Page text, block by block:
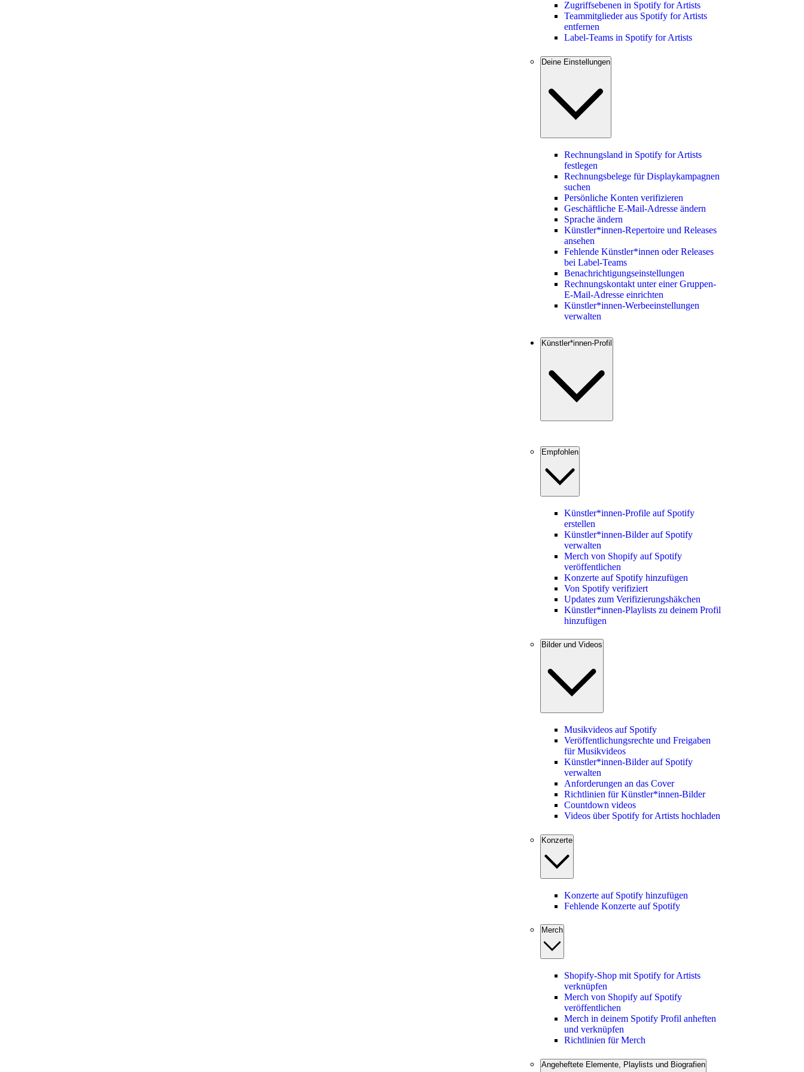
Zugriffsebenen in Spotify for Artists
Teammitglieder aus Spotify for Artists
entfernen
Label-Teams in Spotify for Artists
Deine Einstellungen
Rechnungsland in Spotify for Artists
festlegen
Rechnungsbelege für Displaykampagnen
suchen
Persönliche Konten verifizieren
Geschäftliche E-Mail-Adresse ändern
Sprache ändern
Künstler*innen-Repertoire und Releases
ansehen
Fehlende Künstler*innen oder Releases
bei Label-Teams
Benachrichtigungseinstellungen
Rechnungskontakt unter einer Gruppen-
E-Mail-Adresse einrichten
Künstler*innen-Werbeeinstellungen
verwalten
Künstler*innen-Profil
Empfohlen
Künstler*innen-Profile auf Spotify
erstellen
Künstler*innen-Bilder auf Spotify
verwalten
Merch von Shopify auf Spotify
veröffentlichen
Konzerte auf Spotify hinzufügen
Von Spotify verifiziert
Updates zum Verifizierungshäkchen
Künstler*innen-Playlists zu deinem Profil
hinzufügen
Bilder und Videos
Musikvideos auf Spotify
Veröffentlichungsrechte und Freigaben
für Musikvideos
Künstler*innen-Bilder auf Spotify
verwalten
Anforderungen an das Cover
Richtlinien für Künstler*innen-Bilder
Countdown videos
Videos über Spotify for Artists hochladen
Konzerte
Konzerte auf Spotify hinzufügen
Fehlende Konzerte auf Spotify
Merch
Shopify-Shop mit Spotify for Artists
verknüpfen
Merch von Shopify auf Spotify
veröffentlichen
Merch in deinem Spotify Profil anheften
und verknüpfen
Richtlinien für Merch
Angeheftete Elemente, Playlists und Biografien